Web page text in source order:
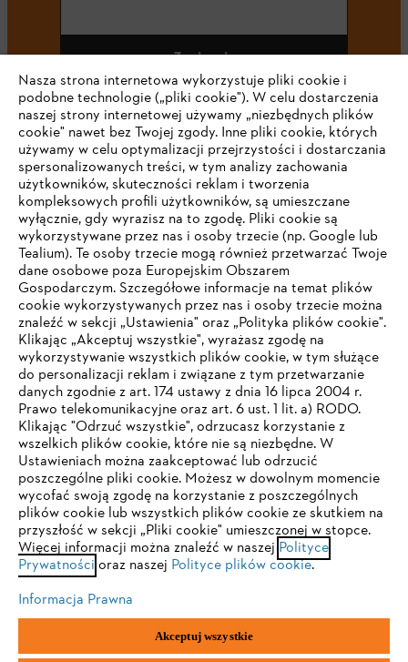
Zapisz się
#STIHL
Firma
STIHL FAQ
Serwis
Polityka prywatności Wskazówki prawne Cookies
Informacje prawne
"ANDREAS STIHL" SP. Z O.O. z siedzibą w Sadach, 62-080 Tarnowo
TWOJA PRZEGLĄDARKA NIE JEST
OBSŁUGIWANA
Korzystasz z przeglądarki, której jeszcze nie obsługujemy. W
celu optymalnego korzystania z naszej strony zalecamy
przejście do jednej z następujących przeglądarek:
Firefox Chrome
Nasza strona internetowa wykorzystuje pliki cookie i
podobne technologie („pliki cookie"). W celu dostarczenia
naszej strony internetowej używamy „niezbędnych plików
cookie" nawet bez Twojej zgody. Inne pliki cookie, których
używamy w celu optymalizacji przejrzystości i dostarczania
spersonalizowanych treści, w tym analizy zachowania
użytkowników, skuteczności reklam i tworzenia
kompleksowych profili użytkowników, są umieszczane
wyłącznie, gdy wyrazisz na to zgodę. Pliki cookie są
wykorzystywane przez nas i osoby trzecie (np. Google lub
Tealium). Te osoby trzecie mogą również przetwarzać Twoje
dane osobowe poza Europejskim Obszarem
Gospodarczym. Szczegółowe informacje na temat plików
cookie wykorzystywanych przez nas i osoby trzecie można
znaleźć w sekcji „Ustawienia" oraz „Polityka plików cookie".
Klikając „Akceptuj wszystkie", wyrażasz zgodę na
wykorzystywanie wszystkich plików cookie, w tym służące
do personalizacji reklam i związane z tym przetwarzanie
danych zgodnie z art. 174 ustawy z dnia 16 lipca 2004 r.
Prawo telekomunikacyjne oraz art. 6 ust. 1 lit. a) RODO.
Klikając "Odrzuć wszystkie", odrzucasz korzystanie z
wszelkich plików cookie, które nie są niezbędne. W
Ustawieniach można zaakceptować lub odrzucić
poszczególne pliki cookie. Możesz w dowolnym momencie
wycofać swoją zgodę na korzystanie z poszczególnych
plików cookie lub wszystkich plików cookie ze skutkiem na
przyszłość w sekcji „Pliki cookie" umieszczonej w stopce.
Więcej informacji można znaleźć w naszej Polityce
Prywatności oraz naszej Polityce plików cookie.
Informacja Prawna
Akceptuj wszystkie